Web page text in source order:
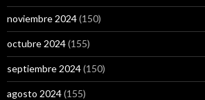
noviembre 2024(150)
octubre 2024(155)
septiembre 2024(150)
agosto 2024(155)